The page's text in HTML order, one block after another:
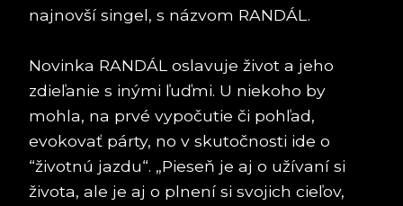
najnovší singel, s názvom RANDÁL.
Novinka RANDÁL oslavuje život a jeho
zdieľanie s inými ľuďmi. U niekoho by
mohla, na prvé vypočutie či pohľad,
evokovať párty, no v skutočnosti ide o
“životnú jazdu“. „Pieseň je aj o užívaní si
života, ale je aj o plnení si svojich cieľov,